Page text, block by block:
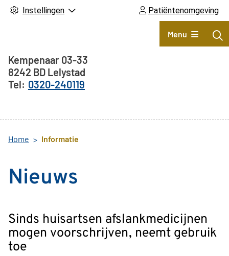
Instellingen Patiëntenomgeving
Hoofdmenu
Menu
Adresgegevens
Kempenaar 03-33
8242 BD Lelystad
0320-240119
Home Informatie
Nieuws
Sinds huisartsen afslankmedicijnen
mogen voorschrijven, neemt gebruik
toe